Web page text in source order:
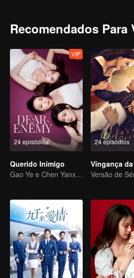
Recomendados Para
24 episódios
VIP
Querido Inimigo
Gao Ye e Chen Yanxi: De melhores amigas a inimigas juradas
24 episódios
Vingança